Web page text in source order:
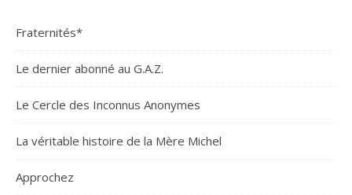
Fraternités*
Le dernier abonné au G.A.Z.
Le Cercle des Inconnus Anonymes
La véritable histoire de la Mère Michel
Approchez